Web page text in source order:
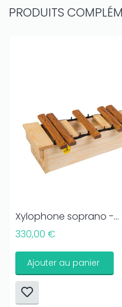
PRODUITS
Xylophone soprano -...
330,00 €
Ajouter au panier